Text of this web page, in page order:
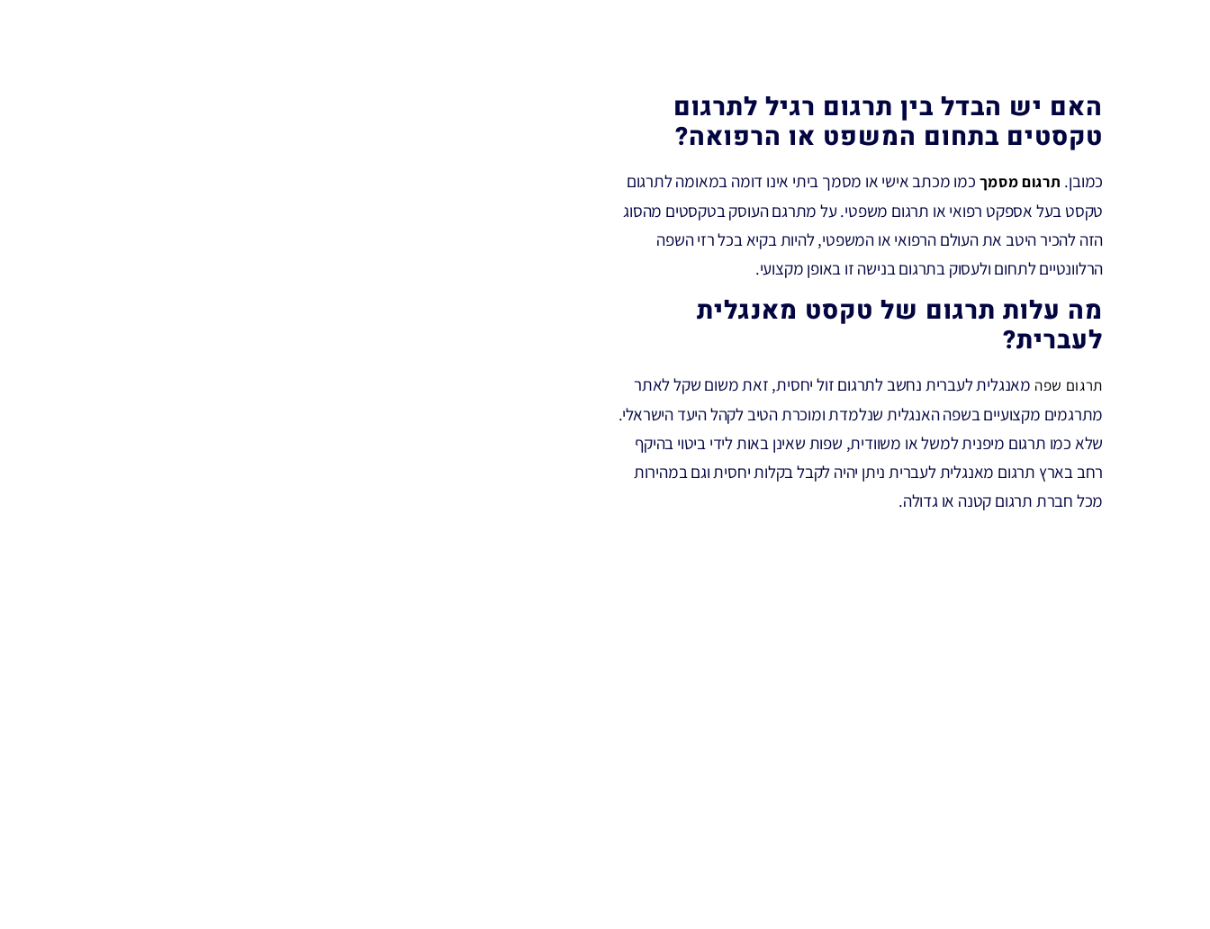
האם יש הבדל בין תרגום רגיל לתרגום
טקסטים בתחום המשפט או הרפואה?
כמובן. תרגום מסמך כמו מכתב אישי או מסמך ביתי אינו דומה במאומה לתרגום
טקסט בעל אספקט רפואי או תרגום משפטי. על מתרגם העוסק בטקסטים מהסוג
הזה להכיר היטב את העולם הרפואי או המשפטי, להיות בקיא בכל רזי השפה
הרלוונטיים לתחום ולעסוק בתרגום בנישה זו באופן מקצועי.
מה עלות תרגום של טקסט מאנגלית
לעברית?
תרגום שפה מאנגלית לעברית נחשב לתרגום זול יחסית, זאת משום שקל לאתר
מתרגמים מקצועיים בשפה האנגלית שנלמדת ומוכרת הטיב לקהל היעד הישראלי.
שלא כמו תרגום מיפנית למשל או משוודית, שפות שאינן באות לידי ביטוי בהיקף
רחב בארץ תרגום מאנגלית לעברית ניתן יהיה לקבל בקלות יחסית וגם במהירות
מכל חברת תרגום קטנה או גדולה.